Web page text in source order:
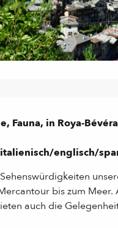
Fauna, in Roya-
englisch/
bis zum
auch die